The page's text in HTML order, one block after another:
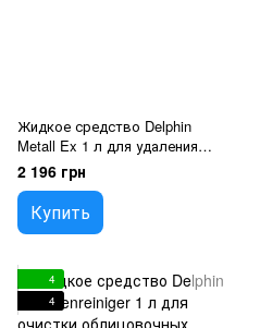
Жидкое средство Delphin
Metall Ex 1 л для удаления
металлов из воды бассейна
2 196 грн
Купить
4
4